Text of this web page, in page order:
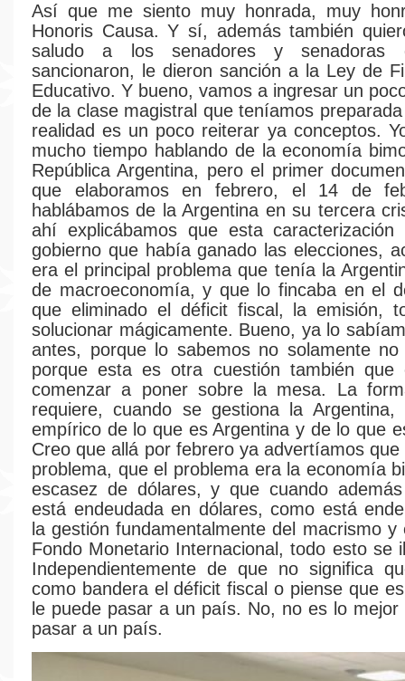
Así que me siento muy honrada, muy
Honoris Causa. Y sí, además también
saludo a los senadores y senadoras
sancionaron, le dieron sanción a la Ley de
Educativo. Y bueno, vamos a ingresar un
de la clase magistral que teníamos
realidad es un poco reiterar ya conceptos.
mucho tiempo hablando de la economía
República Argentina, pero el primer
que elaboramos en febrero, el 14 de
hablábamos de la Argentina en su tercera
ahí explicábamos que esta
gobierno que había ganado las elecciones,
era el principal problema que tenía la
de macroeconomía, y que lo fincaba en el
que eliminado el déficit fiscal, la emisión,
solucionar mágicamente. Bueno, ya lo
antes, porque lo sabemos no solamente
porque esta es otra cuestión también que
comenzar a poner sobre la mesa. La
requiere, cuando se gestiona la Argentina,
empírico de lo que es Argentina y de lo que
Creo que allá por febrero ya advertíamos
problema, que el problema era la economía
escasez de dólares, y que cuando
está endeudada en dólares, como está
la gestión fundamentalmente del macrismo y
Fondo Monetario Internacional, todo esto se
Independientemente de que no significa
como bandera el déficit fiscal o piense que
le puede pasar a un país. No, no es lo mejor
pasar a un país.